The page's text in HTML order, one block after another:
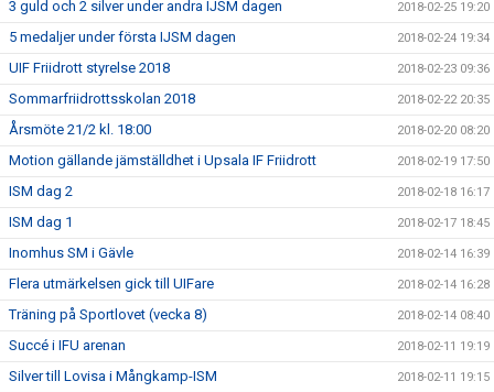
3 guld och 2 silver under andra IJSM dagen 2018-02-25 19:20
5 medaljer under första IJSM dagen 2018-02-24 19:34
UIF Friidrott styrelse 2018 2018-02-23 09:36
Sommarfriidrottsskolan 2018 2018-02-22 20:35
Årsmöte 21/2 kl. 18:00 2018-02-20 08:20
Motion gällande jämställdhet i Upsala IF Friidrott 2018-02-19 17:50
ISM dag 2 2018-02-18 16:17
ISM dag 1 2018-02-17 18:45
Inomhus SM i Gävle 2018-02-14 16:39
Flera utmärkelsen gick till UIFare 2018-02-14 16:28
Träning på Sportlovet (vecka 8) 2018-02-14 08:40
Succé i IFU arenan 2018-02-11 19:19
Silver till Lovisa i Mångkamp-ISM 2018-02-11 19:15